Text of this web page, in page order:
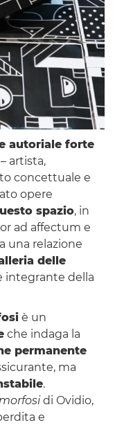
autoriale forte
artista,
concettuale e
opere
spazio, in
ad affectum e
una relazione
delle
integrante della
è un
che indaga la
permanente
ma
.
di Ovidio,
e